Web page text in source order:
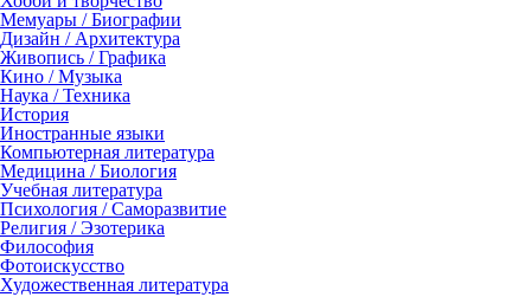
Мемуары / Биографии
Дизайн / Архитектура
Живопись / Графика
Кино / Музыка
Наука / Техника
История
Иностранные языки
Компьютерная литература
Медицина / Биология
Учебная литература
Психология / Саморазвитие
Религия / Эзотерика
Философия
Фотоискусство
Художественная литература